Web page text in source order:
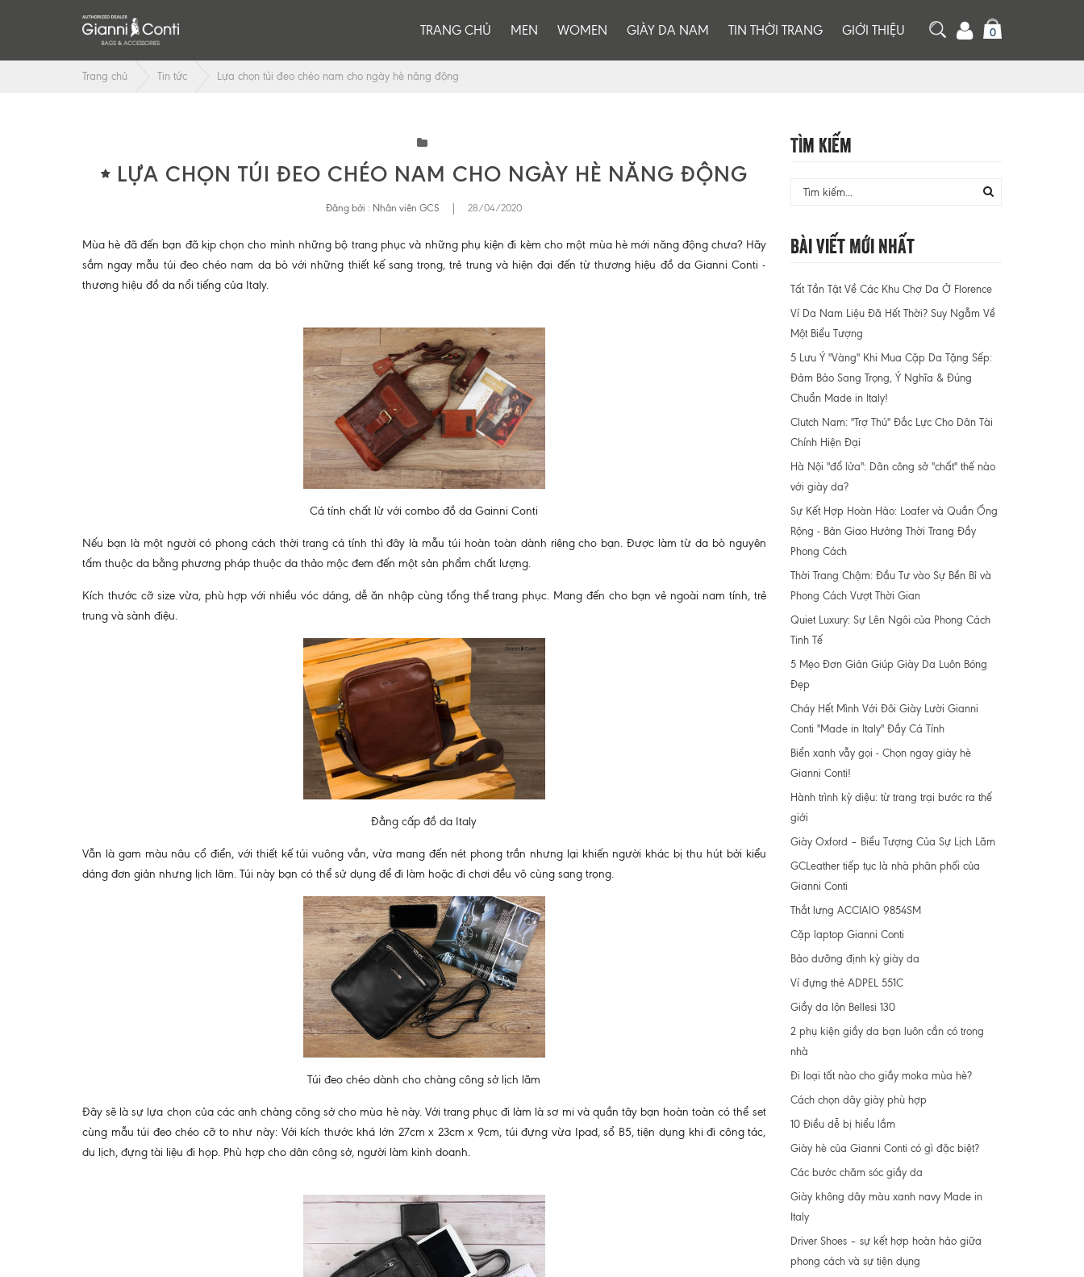
TRANG CHỦ MEN WOMEN GIÀY DA NAM TIN THỜI TRANG GIỚI THIỆU 0
Trang chủ Tin tức Lựa chọn túi đeo chéo nam cho ngày hè năng động
LỰA CHỌN TÚI ĐEO CHÉO NAM CHO NGÀY HÈ NĂNG ĐỘNG
Đăng bởi : Nhân viên GCS 28/04/2020
Mùa hè đã đến bạn đã kịp chọn cho mình những bộ trang phục và những phụ kiện đi kèm cho một mùa hè mới năng động chưa? Hãy
sắm ngay mẫu túi đeo chéo nam da bò với những thiết kế sang trọng, trẻ trung và hiện đại đến từ thương hiệu đồ da Gianni Conti -
thương hiệu đồ da nổi tiếng của Italy.
Cá tính chất lừ với combo đồ da Gainni Conti
Nếu bạn là một người có phong cách thời trang cá tính thì đây là mẫu túi hoàn toàn dành riêng cho bạn. Được làm từ da bò nguyên
tấm thuộc da bằng phương pháp thuộc da thảo mộc đem đến một sản phẩm chất lượng.
Kích thước cỡ size vừa, phù hợp với nhiều vóc dáng, dễ ăn nhập cùng tổng thể trang phục. Mang đến cho bạn vẻ ngoài nam tính, trẻ
trung và sành điệu.
Đẳng cấp đồ da Italy
Vẫn là gam màu nâu cổ điển, với thiết kế túi vuông vắn, vừa mang đến nét phong trần nhưng lại khiến người khác bị thu hút bởi kiểu
dáng đơn giản nhưng lịch lãm. Túi này bạn có thể sử dụng để đi làm hoặc đi chơi đều vô cùng sang trọng.
Túi đeo chéo dành cho chàng công sở lịch lãm
Đây sẽ là sự lựa chọn của các anh chàng công sở cho mùa hè này. Với trang phục đi làm là sơ mi và quần tây bạn hoàn toàn có thể set
cùng mẫu túi đeo chéo cỡ to như này: Với kích thước khá lớn 27cm x 23cm x 9cm, túi đựng vừa Ipad, sổ B5, tiện dụng khi đi công tác,
du lịch, đựng tài liệu đi họp. Phù hợp cho dân công sở, người làm kinh doanh.
Tìm Kiếm
Bài Viết Mới Nhất
Tất Tần Tật Về Các Khu Chợ Da Ở Florence
Ví Da Nam Liệu Đã Hết Thời? Suy Ngẫm Về
Một Biểu Tượng
5 Lưu Ý "Vàng" Khi Mua Cặp Da Tặng Sếp:
Đảm Bảo Sang Trọng, Ý Nghĩa & Đúng
Chuẩn Made in Italy!
Clutch Nam: "Trợ Thủ" Đắc Lực Cho Dân Tài
Chính Hiện Đại
Hà Nội "đổ lửa": Dân công sở "chất" thế nào
với giày da?
Sự Kết Hợp Hoàn Hảo: Loafer và Quần Ống
Rộng - Bản Giao Hưởng Thời Trang Đầy
Phong Cách
Thời Trang Chậm: Đầu Tư vào Sự Bền Bỉ và
Phong Cách Vượt Thời Gian
Quiet Luxury: Sự Lên Ngôi của Phong Cách
Tinh Tế
5 Mẹo Đơn Giản Giúp Giày Da Luôn Bóng
Đẹp
Cháy Hết Mình Với Đôi Giày Lười Gianni
Conti "Made in Italy" Đầy Cá Tính
Biển xanh vẫy gọi - Chọn ngay giày hè
Gianni Conti!
Hành trình kỳ diệu: từ trang trại bước ra thế
giới
Giày Oxford – Biểu Tượng Của Sự Lịch Lãm
GCLeather tiếp tục là nhà phân phối của
Gianni Conti
Thắt lưng ACCIAIO 9854SM
Cặp laptop Gianni Conti
Bảo dưỡng định kỳ giày da
Ví đựng thẻ ADPEL 551C
Giầy da lộn Bellesi 130
2 phụ kiện giầy da bạn luôn cần có trong
nhà
Đi loại tất nào cho giầy moka mùa hè?
Cách chọn dây giày phù hợp
10 Điều dễ bị hiểu lầm
Giày hè của Gianni Conti có gì đặc biệt?
Các bước chăm sóc giầy da
Giày không dây màu xanh navy Made in
Italy
Driver Shoes – sự kết hợp hoàn hảo giữa
phong cách và sự tiện dụng